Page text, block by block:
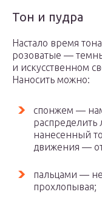
Тон и пудра
Настало время
розоватые —
и искусственном
Наносить можно:
спонжем —
нанесенный
движения —
пальцами —
прохлопывая;